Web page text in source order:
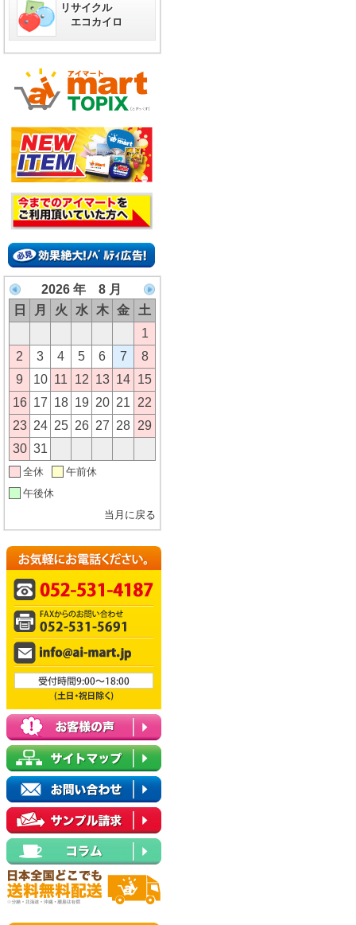
リサイクル
エコカイロ
2026 年 8 月
日
月 火 水 木 金
土
1
2
3 4 5 6 7
8
9
10 11 12 13 14 15
16 17 18 19 20 21
22
23 24 25 26 27 28 29
30 31
全休
午前休
午後休
当月に戻る